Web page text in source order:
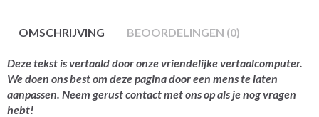
OMSCHRIJVING BEOORDELINGEN (0)
Deze tekst is vertaald door onze vriendelijke vertaalcomputer.
We doen ons best om deze pagina door een mens te laten
aanpassen. Neem gerust contact met ons op als je nog vragen
hebt!